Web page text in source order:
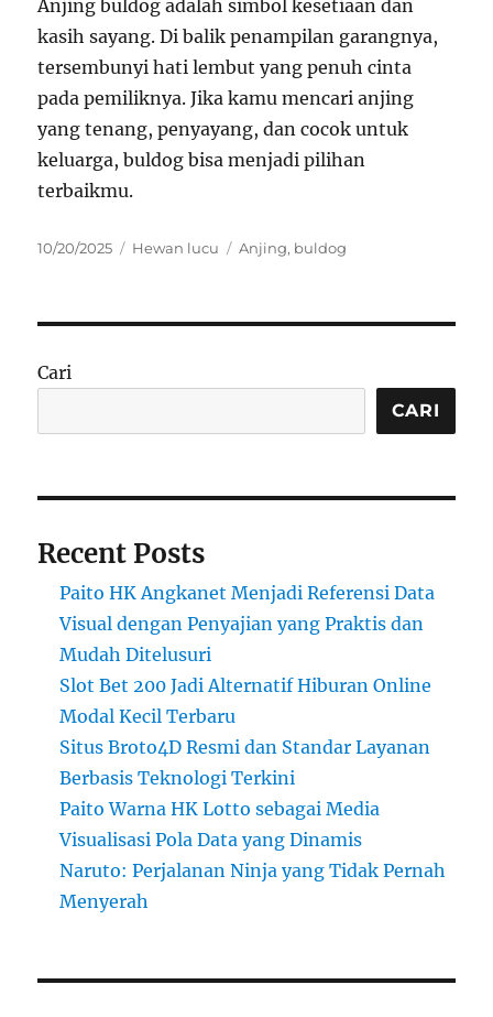
Anjing buldog adalah simbol kesetiaan dan
kasih sayang. Di balik penampilan garangnya,
tersembunyi hati lembut yang penuh cinta
pada pemiliknya. Jika kamu mencari anjing
yang tenang, penyayang, dan cocok untuk
keluarga, buldog bisa menjadi pilihan
terbaikmu.
Posted
10/20/2025 Categories
Hewan lucu Tags
Anjing, buldog
Cari
CARI
Recent Posts
Paito HK Angkanet Menjadi Referensi Data
Visual dengan Penyajian yang Praktis dan
Mudah Ditelusuri
Slot Bet 200 Jadi Alternatif Hiburan Online
Modal Kecil Terbaru
Situs Broto4D Resmi dan Standar Layanan
Berbasis Teknologi Terkini
Paito Warna HK Lotto sebagai Media
Visualisasi Pola Data yang Dinamis
Naruto: Perjalanan Ninja yang Tidak Pernah
Menyerah